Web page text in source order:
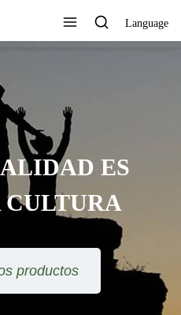
Language
ES
CULTURA
productos